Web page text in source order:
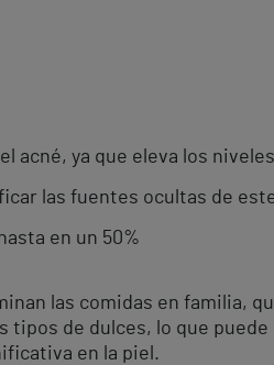
acné, ya que eleva los
las fuentes ocultas de
en un 50%
las comidas en familia,
de dulces, lo que
en la piel.